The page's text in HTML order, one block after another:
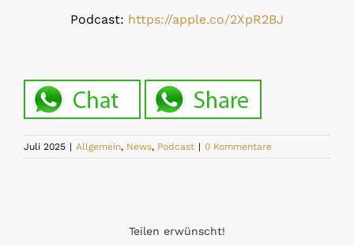
Podcast: https://apple.co/2XpR2BJ
Juli 2025 | Allgemein, News, Podcast | 0 Kommentare
Teilen erwünscht!